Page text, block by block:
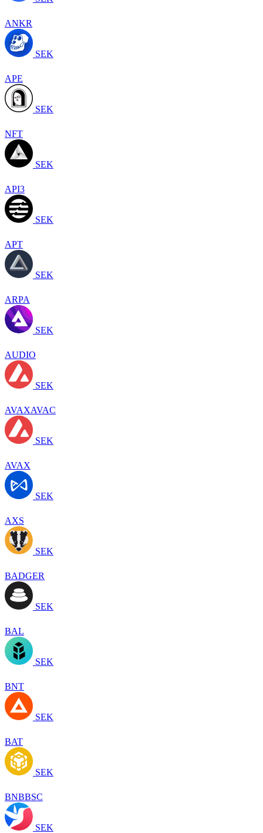
ANKR
SEK
APE
SEK
NFT
SEK
API3
SEK
APT
SEK
ARPA
SEK
AUDIO
SEK
AVAXAVAC
SEK
AVAX
SEK
AXS
SEK
BADGER
SEK
BAL
SEK
BNT
SEK
BAT
SEK
BNBBSC
SEK